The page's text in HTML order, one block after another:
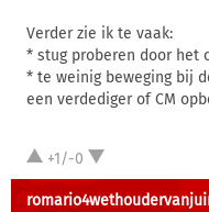
Verder zie ik te vaak:
* stug proberen door het
* te weinig beweging bij
een verdediger of CM
+1/-0